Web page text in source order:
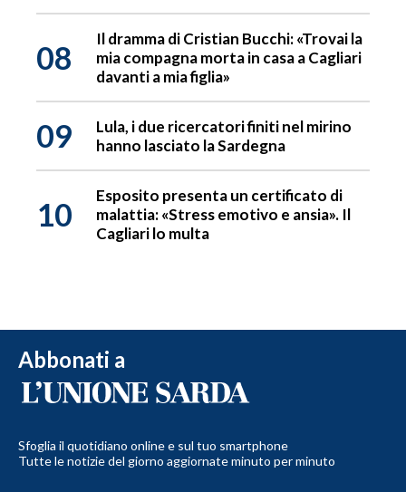
08
Il dramma di Cristian Bucchi: «Trovai la
mia compagna morta in casa a Cagliari
davanti a mia figlia»
09
Lula, i due ricercatori finiti nel mirino
hanno lasciato la Sardegna
10
Esposito presenta un certificato di
malattia: «Stress emotivo e ansia». Il
Cagliari lo multa
Abbonati a
Sfoglia il quotidiano online e sul tuo smartphone
Tutte le notizie del giorno aggiornate minuto per minuto